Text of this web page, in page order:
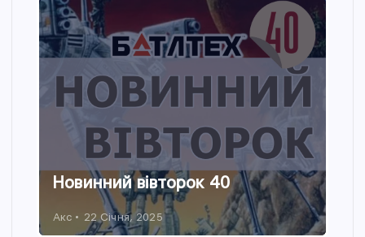
Новинний вівторок 40
Акс 22 Січня, 2025